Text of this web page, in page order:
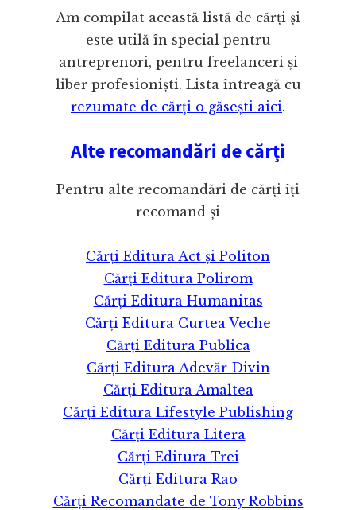
Am compilat această listă de cărți și
este utilă în special pentru
antreprenori, pentru freelanceri și
liber profesioniști. Lista întreagă cu
rezumate de cărți o găsești aici.
Alte recomandări de cărți
Pentru alte recomandări de cărți îți
recomand și
Cărți Editura Act și Politon
Cărți Editura Polirom
Cărți Editura Humanitas
Cărți Editura Curtea Veche
Cărți Editura Publica
Cărți Editura Adevăr Divin
Cărți Editura Amaltea
Cărți Editura Lifestyle Publishing
Cărți Editura Litera
Cărți Editura Trei
Cărți Editura Rao
Cărți Recomandate de Tony Robbins